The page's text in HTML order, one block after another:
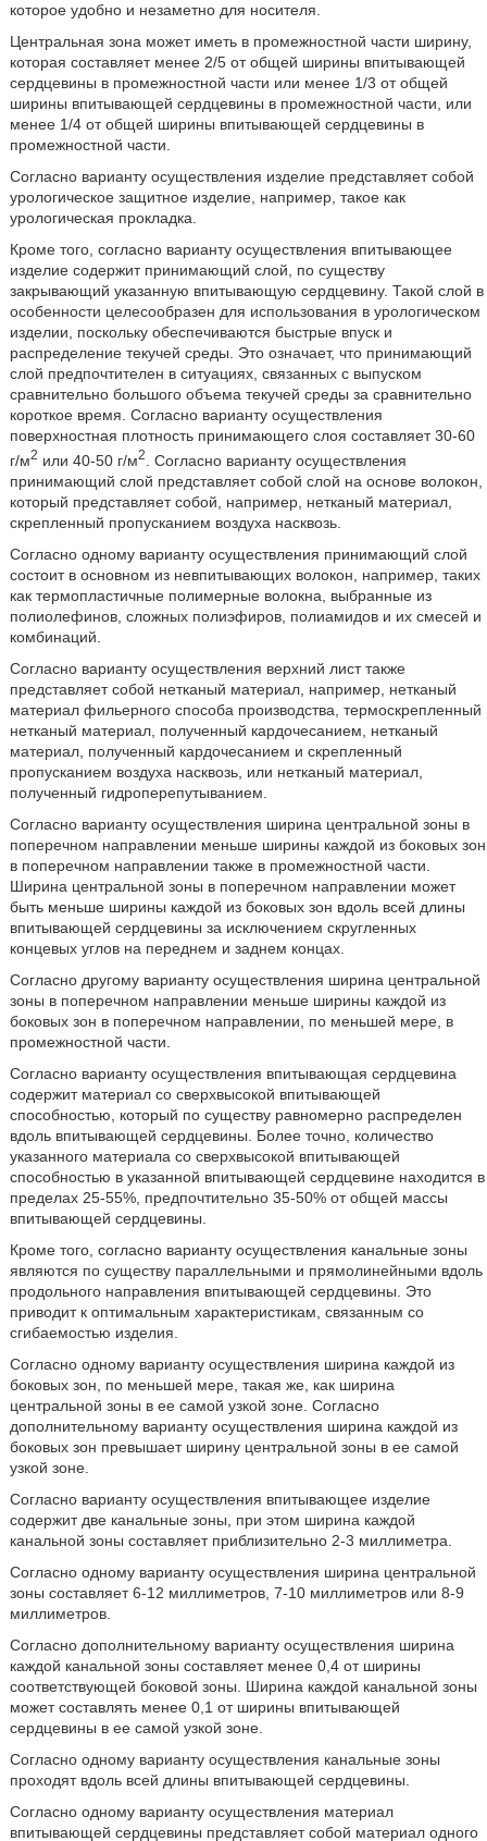
которое удобно и незаметно для носителя.
Центральная зона может иметь в промежностной части ширину,
которая составляет менее 2/5 от общей ширины впитывающей
сердцевины в промежностной части или менее 1/3 от общей
ширины впитывающей сердцевины в промежностной части, или
менее 1/4 от общей ширины впитывающей сердцевины в
промежностной части.
Согласно варианту осуществления изделие представляет собой
урологическое защитное изделие, например, такое как
урологическая прокладка.
Кроме того, согласно варианту осуществления впитывающее
изделие содержит принимающий слой, по существу
закрывающий указанную впитывающую сердцевину. Такой слой в
особенности целесообразен для использования в урологическом
изделии, поскольку обеспечиваются быстрые впуск и
распределение текучей среды. Это означает, что принимающий
слой предпочтителен в ситуациях, связанных с выпуском
сравнительно большого объема текучей среды за сравнительно
короткое время. Согласно варианту осуществления
поверхностная плотность принимающего слоя составляет 30-60
г/м2 или 40-50 г/м2
. Согласно варианту осуществления
принимающий слой представляет собой слой на основе волокон,
который представляет собой, например, нетканый материал,
скрепленный пропусканием воздуха насквозь.
Согласно одному варианту осуществления принимающий слой
состоит в основном из невпитывающих волокон, например, таких
как термопластичные полимерные волокна, выбранные из
полиолефинов, сложных полиэфиров, полиамидов и их смесей и
комбинаций.
Согласно варианту осуществления верхний лист также
представляет собой нетканый материал, например, нетканый
материал фильерного способа производства, термоскрепленный
нетканый материал, полученный кардочесанием, нетканый
материал, полученный кардочесанием и скрепленный
пропусканием воздуха насквозь, или нетканый материал,
полученный гидроперепутыванием.
Согласно варианту осуществления ширина центральной зоны в
поперечном направлении меньше ширины каждой из боковых зон
в поперечном направлении также в промежностной части.
Ширина центральной зоны в поперечном направлении может
быть меньше ширины каждой из боковых зон вдоль всей длины
впитывающей сердцевины за исключением скругленных
концевых углов на переднем и заднем концах.
Согласно другому варианту осуществления ширина центральной
зоны в поперечном направлении меньше ширины каждой из
боковых зон в поперечном направлении, по меньшей мере, в
промежностной части.
Согласно варианту осуществления впитывающая сердцевина
содержит материал со сверхвысокой впитывающей
способностью, который по существу равномерно распределен
вдоль впитывающей сердцевины. Более точно, количество
указанного материала со сверхвысокой впитывающей
способностью в указанной впитывающей сердцевине находится в
пределах 25-55%, предпочтительно 35-50% от общей массы
впитывающей сердцевины.
Кроме того, согласно варианту осуществления канальные зоны
являются по существу параллельными и прямолинейными вдоль
продольного направления впитывающей сердцевины. Это
приводит к оптимальным характеристикам, связанным со
сгибаемостью изделия.
Согласно одному варианту осуществления ширина каждой из
боковых зон, по меньшей мере, такая же, как ширина
центральной зоны в ее самой узкой зоне. Согласно
дополнительному варианту осуществления ширина каждой из
боковых зон превышает ширину центральной зоны в ее самой
узкой зоне.
Согласно варианту осуществления впитывающее изделие
содержит две канальные зоны, при этом ширина каждой
канальной зоны составляет приблизительно 2-3 миллиметра.
Согласно одному варианту осуществления ширина центральной
зоны составляет 6-12 миллиметров, 7-10 миллиметров или 8-9
миллиметров.
Согласно дополнительному варианту осуществления ширина
каждой канальной зоны составляет менее 0,4 от ширины
соответствующей боковой зоны. Ширина каждой канальной зоны
может составлять менее 0,1 от ширины впитывающей
сердцевины в ее самой узкой зоне.
Согласно одному варианту осуществления канальные зоны
проходят вдоль всей длины впитывающей сердцевины.
Согласно одному варианту осуществления материал
впитывающей сердцевины представляет собой материал одного